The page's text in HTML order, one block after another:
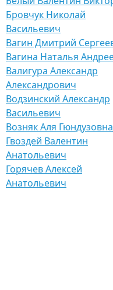
Бровчук Николай
Васильевич
Вагин Дмитрий
Вагина Наталья
Валигура Александр
Александрович
Водзинский Александр
Васильевич
Возняк Аля Гюндузовна
Гвоздей Валентин
Анатольевич
Горячев Алексей
Анатольевич